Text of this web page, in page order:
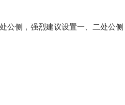
公侧，强烈建议设置一、二处公